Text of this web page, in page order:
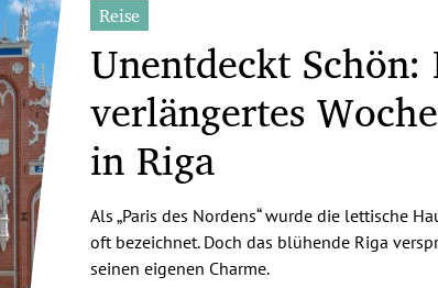
Reise
Unentdeckt Schön:
verlängertes
in Riga
Als „Paris des Nordens“ wurde die lettische
oft bezeichnet. Doch das blühende Riga
seinen eigenen Charme.